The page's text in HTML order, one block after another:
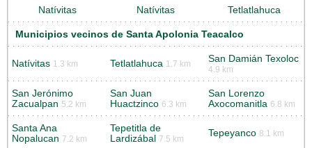
Natívitas Natívitas Tetlatlahuca
Municipios vecinos de Santa Apolonia Teacalco
Natívitas 1.3 km Tetlatlahuca 1.7 km San Damián Texoloc
4.9 km
San Jerónimo
Zacualpan 5.2 km
San Juan
Huactzinco 6.3 km
San Lorenzo
Axocomanitla 6.8 km
Santa Ana
Nopalucan 7.2 km
Tepetitla de
Lardizábal
7.5 km
Tepeyanco 8.1 km